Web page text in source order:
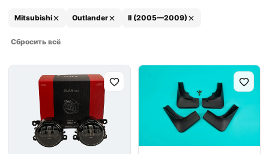
Mitsubishi Outlander II (2005—2009)
Сбросить всё